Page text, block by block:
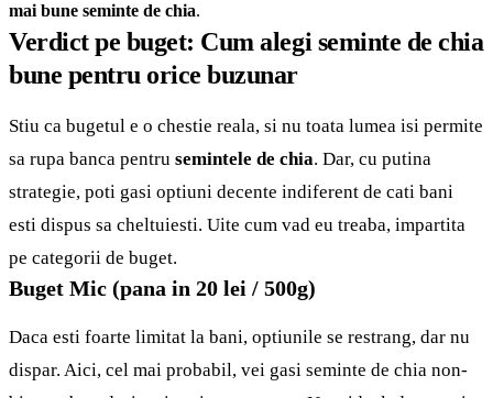
mai bune seminte de chia.
Verdict pe buget: Cum alegi seminte de chia
bune pentru orice buzunar
Stiu ca bugetul e o chestie reala, si nu toata lumea isi permite
sa rupa banca pentru semintele de chia. Dar, cu putina
strategie, poti gasi optiuni decente indiferent de cati bani
esti dispus sa cheltuiesti. Uite cum vad eu treaba, impartita
pe categorii de buget.
Buget Mic (pana in 20 lei / 500g)
Daca esti foarte limitat la bani, optiunile se restrang, dar nu
dispar. Aici, cel mai probabil, vei gasi seminte de chia non-